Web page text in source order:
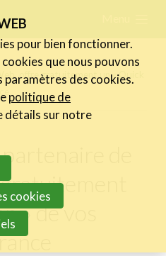
offre gratuitement un « Quick
de
» de vos
nouvelles du secteur
FeWeb Vidéos
Cases des membres
Gallery
pour bien fonctionner.
que nous pouvons
paramètres des cookies.
politique de
détails sur notre
cookies